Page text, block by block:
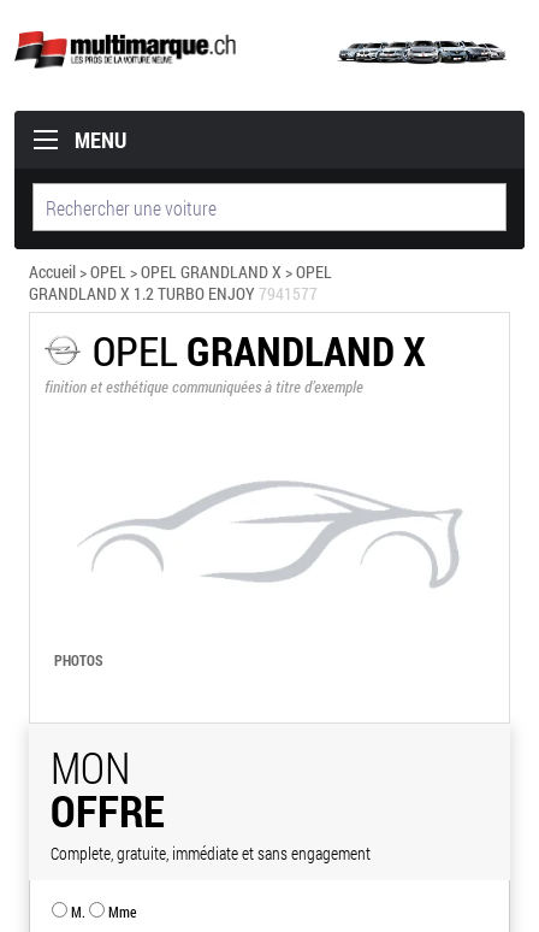
MENU
Accueil>OPEL>OPEL GRANDLAND X > OPEL
GRANDLAND X 1.2 TURBO ENJOY 7941577
OPELGRANDLAND X
finition et esthétique communiquées à titre d’exemple
PHOTOS
MON
OFFRE
Complete, gratuite, immédiate et sans engagement
M. Mme